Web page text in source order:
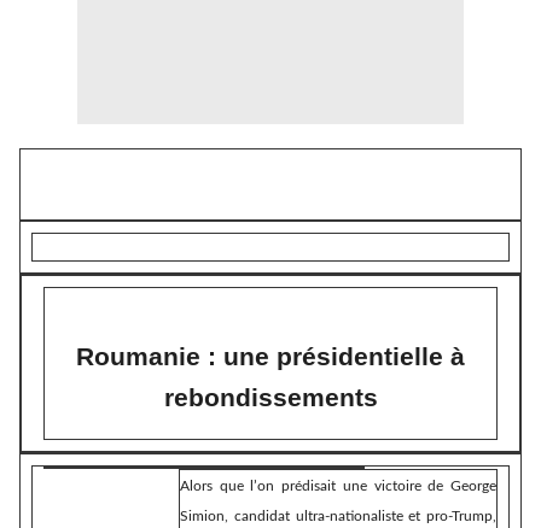
Roumanie : une présidentielle à
rebondissements
Alors que l’on prédisait une victoire de George
Simion, candidat ultra-nationaliste et pro-Trump,